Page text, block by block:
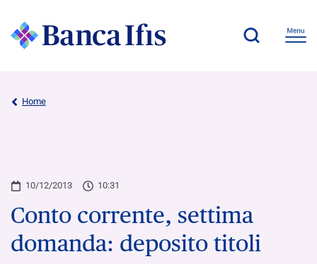
Home
10/12/2013 10:31
Conto corrente, settima
domanda: deposito titoli